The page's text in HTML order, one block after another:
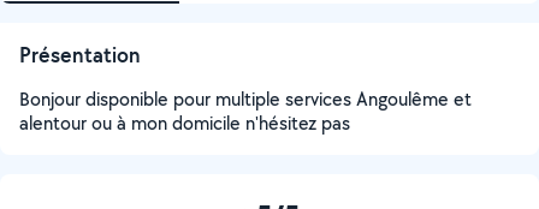
Présentation
Bonjour disponible pour multiple services Angoulême et
alentour ou à mon domicile n'hésitez pas